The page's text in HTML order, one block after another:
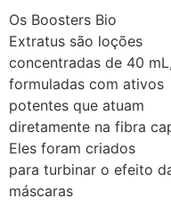
Os Boosters Bio
Extratus são loções
concentradas de 40 mL,
formuladas com ativos
potentes que atuam
diretamente na fibra
Eles foram criados
para turbinar o efeito
máscaras